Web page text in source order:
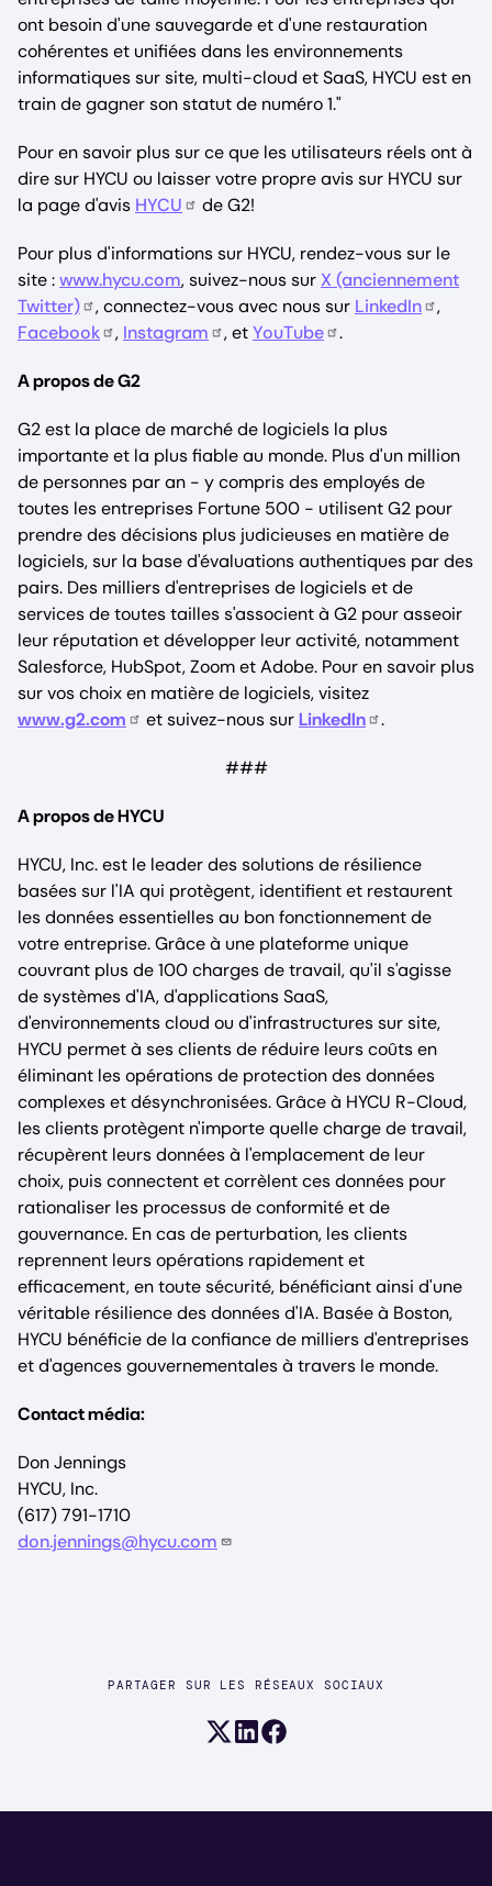
ont besoin d'une sauvegarde et d'une restauration
cohérentes et unifiées dans les environnements
informatiques sur site, multi-cloud et SaaS, HYCU est en
train de gagner son statut de numéro 1."
Pour en savoir plus sur ce que les utilisateurs réels ont à
dire sur HYCU ou laisser votre propre avis sur HYCU sur
la page d'avis HYCU de G2!
Pour plus d'informations sur HYCU, rendez-vous sur le
site :www.hycu.com, suivez-nous sur X (anciennement
Twitter)
, connectez-vous avec nous sur LinkedIn
,
Facebook
, Instagram , etYouTube .
A propos de G2
G2 est la place de marché de logiciels la plus
importante et la plus fiable au monde. Plus d'un million
de personnes par an - y compris des employés de
toutes les entreprises Fortune 500 - utilisent G2 pour
prendre des décisions plus judicieuses en matière de
logiciels, sur la base d'évaluations authentiques par des
pairs. Des milliers d'entreprises de logiciels et de
services de toutes tailles s'associent à G2 pour asseoir
leur réputation et développer leur activité, notamment
Salesforce, HubSpot, Zoom et Adobe. Pour en savoir plus
sur vos choix en matière de logiciels, visitez
www.g2.com
et suivez-nous surLinkedIn .
###
A propos de HYCU
HYCU, Inc. est le leader des solutions de résilience
basées sur l'IA qui protègent, identifient et restaurent
les données essentielles au bon fonctionnement de
votre entreprise. Grâce à une plateforme unique
couvrant plus de 100 charges de travail, qu'il s'agisse
de systèmes d'IA, d'applications SaaS,
d'environnements cloud ou d'infrastructures sur site,
HYCU permet à ses clients de réduire leurs coûts en
éliminant les opérations de protection des données
complexes et désynchronisées. Grâce à HYCU R-Cloud,
les clients protègent n'importe quelle charge de travail,
récupèrent leurs données à l'emplacement de leur
choix, puis connectent et corrèlent ces données pour
rationaliser les processus de conformité et de
gouvernance. En cas de perturbation, les clients
reprennent leurs opérations rapidement et
efficacement, en toute sécurité, bénéficiant ainsi d'une
véritable résilience des données d'IA. Basée à Boston,
HYCU bénéficie de la confiance de milliers d'entreprises
et d'agences gouvernementales à travers le monde.
Contact média:
Don Jennings
HYCU, Inc.
(617) 791-1710
don.jennings@hycu.com
PARTAGER SUR LES RÉSEAUX SOCIAUX
Partager sur X (anciennement
Partager sur LinkedIn
Partager sur Facebook